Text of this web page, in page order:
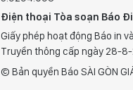
Điện thoại Tòa soạn Báo
Giấy phép hoạt động Báo in
Truyền thông cấp ngày 28-
© Bản quyền Báo SÀI GÒN